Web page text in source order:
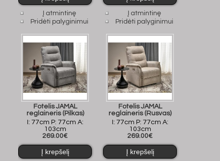
Į atmintinę
Pridėti palyginimui
Į atmintinę
Pridėti palyginimui
Fotelis JAMAL
reglaineris (Pilkas)
I: 77cm P: 77cm A:
103cm
269.00€
Fotelis JAMAL
reglaineris (Rusvas)
I: 77cm P: 77cm A:
103cm
269.00€